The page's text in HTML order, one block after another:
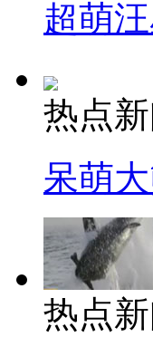
超萌
热点
呆萌
热点